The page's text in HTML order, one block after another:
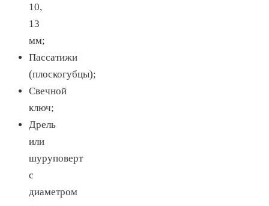
10,
13
мм;
Пассатижи
(плоскогубцы);
Свечной
ключ;
Дрель
или
шуруповерт
с
диаметром